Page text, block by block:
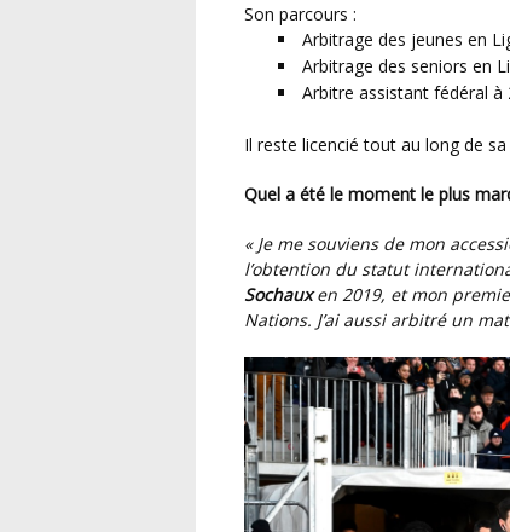
Son parcours :
Arbitrage des jeunes en
Arbitrage des seniors en
Arbitre assistant fédéral à
Il reste licencié tout au long de sa
Quel a été le moment le plus
« Je me souviens de mon
l’obtention du statut
Sochauxen 2019, et mon
Nations. J’ai aussi arbitré un